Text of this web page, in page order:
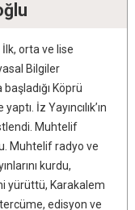
İlk, orta ve lise
Bilgiler
Köprü
İz Yayıncılık’ın
Muhtelif
Muhtelif radyo ve
kurdu,
yürüttü, Karakalem
edisyon ve